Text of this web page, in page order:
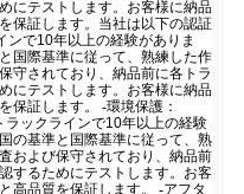
にテストします。お客様に納品
保証します。 当社は以下の認証
ンで10年以上の経験がありま
国際基準に従って、熟練した作
守されており、納品前に各トラ
にテストします。お客様に納品
保証します。
-環境保護：
ラックラインで10年以上の経験
の基準と国際基準に従って、熟
および保守されており、納品前
するためにテストします。お客
高品質を保証します。
-アフタ